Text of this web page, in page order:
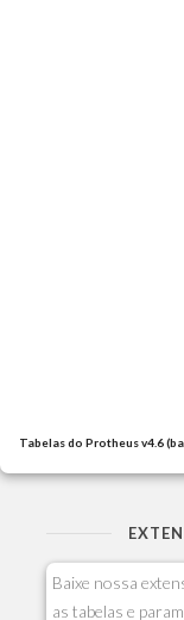
Tabelas do Protheus v4.6
Baixe nossa
as tabelas e